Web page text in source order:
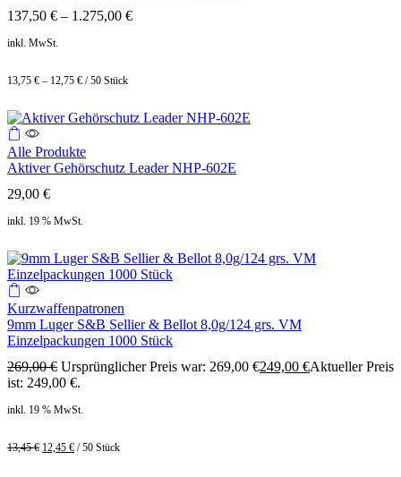
137,50 € – 1.275,00 €
inkl. MwSt.
13,75 € – 12,75 € /50 Stück
Alle Produkte
Aktiver Gehörschutz Leader NHP-602E
29,00 €
inkl. 19 % MwSt.
Kurzwaffenpatronen
9mm Luger S&B Sellier & Bellot 8,0g/124 grs. VM
Einzelpackungen 1000 Stück
269,00€ Ursprünglicher Preis war: 269,00 €249,00 €Aktueller Preis
ist: 249,00 €.
inkl. 19 % MwSt.
13,45€ 12,45 € /50 Stück